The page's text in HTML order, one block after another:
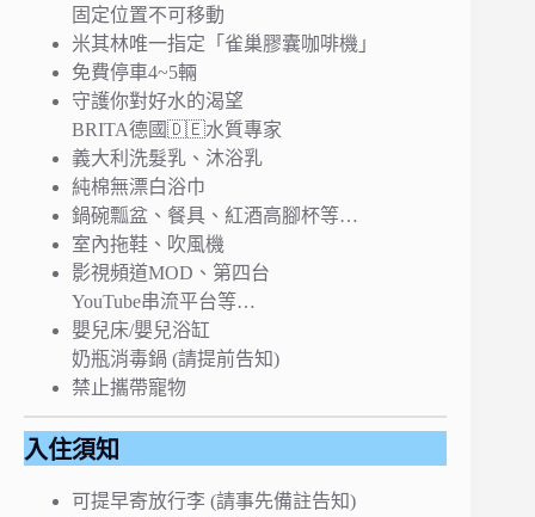
固定位置不可移動
米其林唯一指定「雀巢膠囊咖啡機」
免費停車4~5輛
守護你對好水的渴望
BRITA德國🇩🇪水質專家
義大利洗髮乳、沐浴乳
純棉無漂白浴巾
鍋碗瓢盆、餐具、紅酒高腳杯等…
室內拖鞋、吹風機
影視頻道MOD、第四台
YouTube串流平台等…
嬰兒床/嬰兒浴缸
奶瓶消毒鍋 (請提前告知)
禁止攜帶寵物
入住須知
可提早寄放行李 (請事先備註告知)